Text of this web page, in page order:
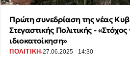
Πρώτη συνεδρίαση της νέας
Στεγαστικής Πολιτικής -
ιδιοκατοίκηση»
ΠΟΛΙΤΙΚΗ ·27.06.2025 - 14:30